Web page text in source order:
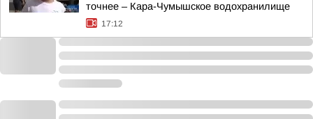
точнее – Кара-Чумышское водохранилище
17:12